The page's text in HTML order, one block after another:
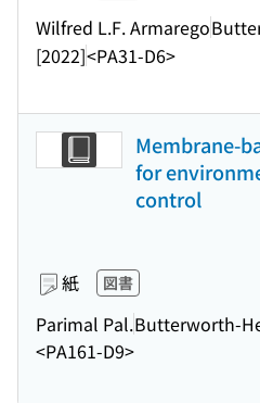
Wilfred L.F. Armarego
[2022]<PA31-D6>
Membrane-
for
control
紙 図書
Parimal Pal.Butterworth-
<PA161-D9>